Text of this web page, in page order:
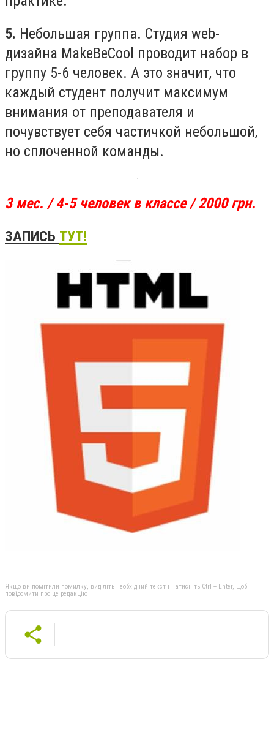
5. Небольшая группа. Студия web-
дизайна MakeBeCool проводит набор в
группу 5-6 человек. А это значит, что
каждый студент получит максимум
внимания от преподавателя и
почувствует себя частичкой небольшой,
но сплоченной команды.
3 мес. / 4-5 человек в классе / 2000 грн.
ЗАПИСЬ ТУТ!
Якщо ви помітили помилку, виділіть необхідний текст і натисніть Ctrl + Enter, щоб
повідомити про це редакцію